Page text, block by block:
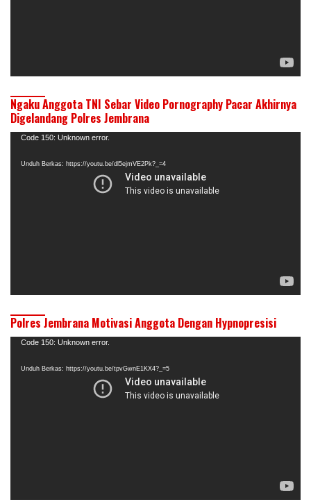
Ngaku Anggota TNI Sebar Video Pornography Pacar Akhirnya
Digelandang Polres Jembrana
Pemutar
Code 150: Unknown error.
Unduh Berkas: https://youtu.be/dl5ejmVE2Pk?_=4
Polres Jembrana Motivasi Anggota Dengan Hypnopresisi
Pemutar
Code 150: Unknown error.
Unduh Berkas: https://youtu.be/tpvGwnE1KX4?_=5